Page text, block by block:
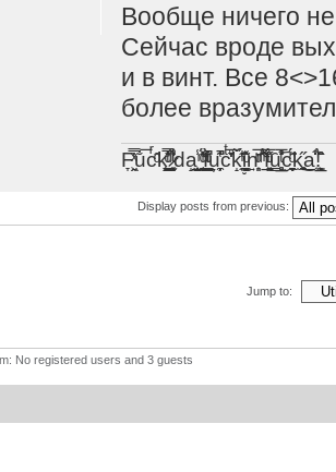
Вообще ничего
Сейчас вроде
и в винт. Все
более
F̞͖̭̿̔ͯu̐̅cͬ̑ͩk̨̤̳͇̮̭̪̠̽̿̓̆ͭͩ ̷̩̰͎̩͓̘̾̀ͬ̊ͭ͛ͅda̝̺͙̬͎̝̾͟ ̰̜̝̯͉̯̖̓̎́ͨ̽ͫ͟f̟͇̭̀ͬͨͭ̐̚u̹̼̹̗̞͑̔͂͐̚cͭ̅̊̆̒̆ǩ̝̩̯́ͥ̔̍̑ḭ͓͍̳̬ͦ̽͂n͍͎͈̈̅ͩͬ ̊ͫ̂̾̑̈́f̲͚͉͓͗̋́ͧͦ̅ȗ͇̲̻͈̲̅̎͗͒ͭ͡c̬̟̠̹̯̈́ͩ͘ͅk̫̠̻̋͜a̲͒̾̇!͙͕̺͉̗̩̲̂̏̄̀
Display posts from previous:
Jump to:
No registered users and 3 guests